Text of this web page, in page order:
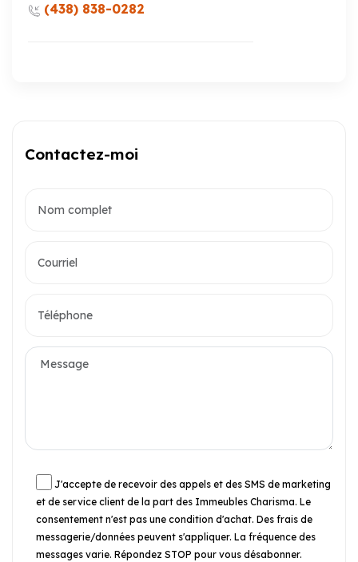
(438) 838-0282
Contactez-moi
J'accepte de recevoir des appels et des SMS de marketing
et de service client de la part des Immeubles Charisma. Le
consentement n'est pas une condition d'achat. Des frais de
messagerie/données peuvent s'appliquer. La fréquence des
messages varie. Répondez STOP pour vous désabonner.